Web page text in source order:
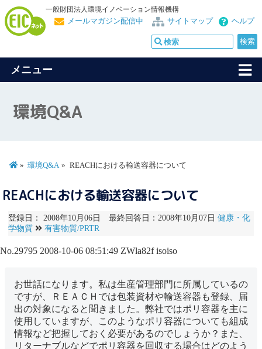
一般財団法人環境イノベーション情報機構
ヘルプ
サイトマップ
メールマガジン配信中
メニュー
環境Q&A
環境Q&A REACHにおける輸送容器について
REACHにおける輸送容器について
登録日： 2008年10月06日 最終回答日：2008年10月07日 健康・化
学物質
有害物質/PRTR
No.29795 2008-10-06 08:51:49 ZWla82fisoiso
お世話になります。私は生産管理部門に所属しているの
ですが、ＲＥＡＣＨでは包装資材や輸送容器も登録、届
出の対象になると聞きました。弊社ではポリ容器を主に
使用していますが、このようなポリ容器についても組成
情報など把握しておく必要があるのでしょうか？また、
リターナブルなどでポリ容器を回収する場合はどのよう